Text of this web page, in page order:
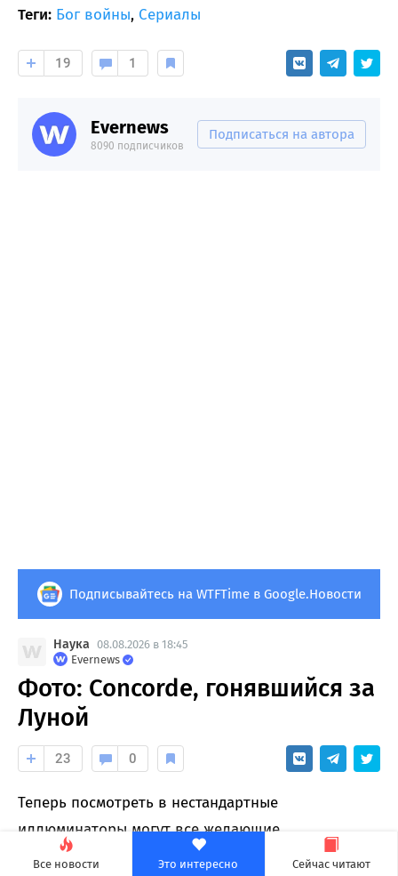
Все новости Это интересно Сейчас читают
Теги: Бог войны, Сериалы
19 1
Evernews
8090 подписчиков
Подписаться на автора
Подписывайтесь на WTFTime в Google.Новости
Наука 08.08.2026 в 18:45
Evernews
Фото: Concorde, гонявшийся за
Луной
23 0
Теперь посмотреть в нестандартные
иллюминаторы могут все желающие.